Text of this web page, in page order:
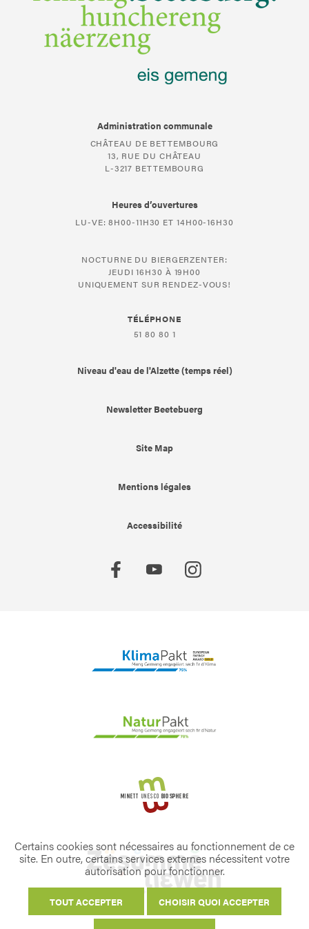
Administration communale
CHÂTEAU DE BETTEMBOURG
13, RUE DU CHÂTEAU
L-3217 BETTEMBOURG
Heures d’ouvertures
LU-VE: 8H00-11H30 ET 14H00-16H30
NOCTURNE DU BIERGERZENTER:
JEUDI 16H30 À 19H00
UNIQUEMENT SUR RENDEZ-VOUS!
TÉLÉPHONE
51 80 80 1
Niveau d'eau de l'Alzette (temps réel)
Newsletter Beetebuerg
Site Map
Mentions légales
Accessibilité
Certains cookies sont nécessaires au fonctionnement de ce
site. En outre, certains services externes nécessitent votre
autorisation pour fonctionner.
TOUT ACCEPTER CHOISIR QUOI ACCEPTER